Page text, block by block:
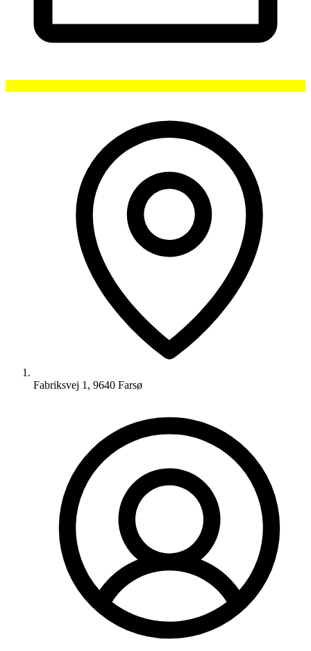
Fabriksvej 1, 9640 Farsø